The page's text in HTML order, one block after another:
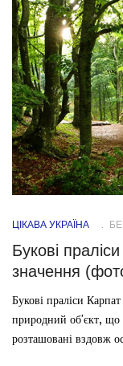
ЦІКАВА УКРАЇНА
Букові
значення
Букові праліси
природний об'єкт, що
розташовані вздовж